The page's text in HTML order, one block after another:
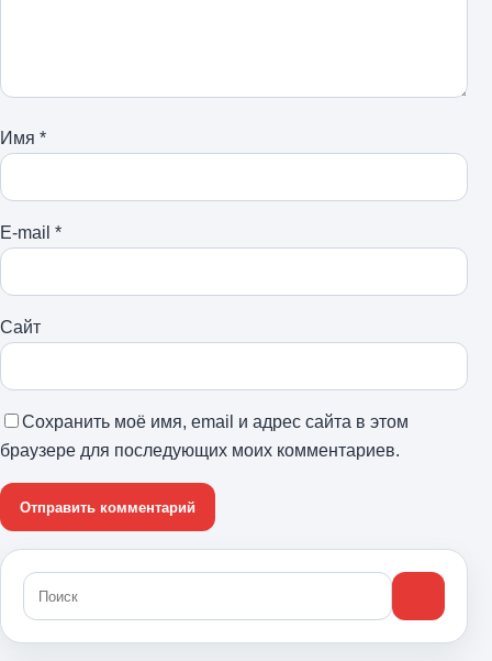
Имя *
E-mail *
Сайт
Сохранить моё имя, email и адрес сайта в этом
браузере для последующих моих комментариев.